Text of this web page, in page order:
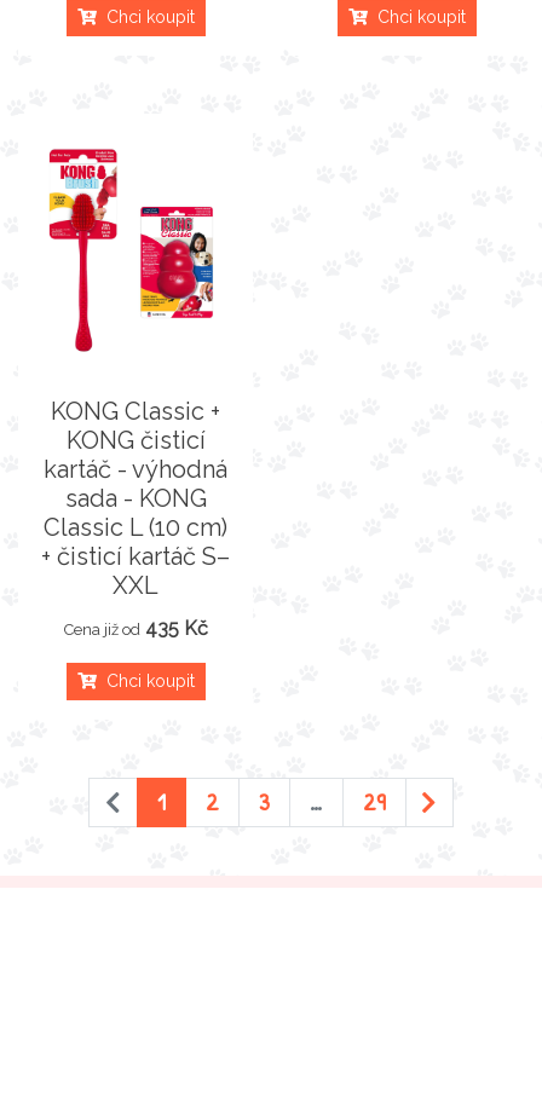
Chci koupit Chci koupit
KONG Classic +
KONG čisticí
kartáč - výhodná
sada - KONG
Classic L (10 cm)
+ čisticí kartáč S–
XXL
Cena již od 435 Kč
Chci koupit
1 2 3 … 29